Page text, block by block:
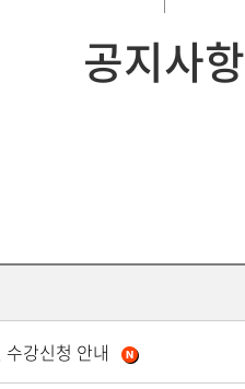
공지사항
강신청 안내